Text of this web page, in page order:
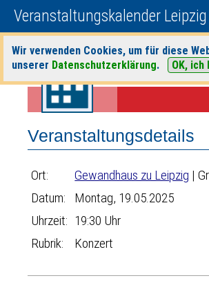
Veranstaltungskalender Leipzig
Wir verwenden Cookies, um für diese
unserer Datenschutzerklärung. OK,
Startseite>Veranstaltungen>Suche>
Veranstaltungsdetails
Ort: Gewandhaus zu Leipzig |
Datum:
Montag, 19.05.2025
Uhrzeit: 19:30 Uhr
Rubrik:
Konzert